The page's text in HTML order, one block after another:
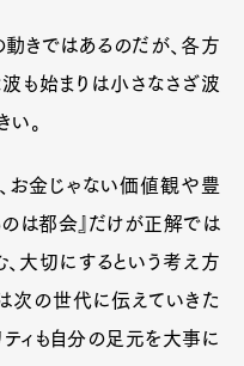
きではあるのだが、各方
も始まりは小さなさざ波
い。
お金じゃない価値観や豊
のは都会』だけが正解では
、大切にするという考え方
次の世代に伝えていきた
ティも自分の足元を大事に